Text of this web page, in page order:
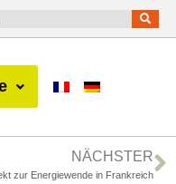
NÄCHSTER
zur Energiewende in Frankreich